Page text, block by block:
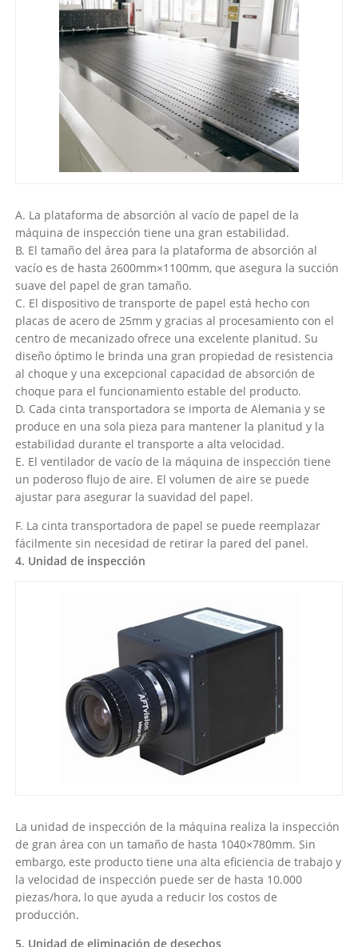
A. La plataforma de absorción al vacío de papel de la
máquina de inspección tiene una gran estabilidad.
B. El tamaño del área para la plataforma de absorción al
vacío es de hasta 2600mm×1100mm, que asegura la succión
suave del papel de gran tamaño.
C. El dispositivo de transporte de papel está hecho con
placas de acero de 25mm y gracias al procesamiento con el
centro de mecanizado ofrece una excelente planitud. Su
diseño óptimo le brinda una gran propiedad de resistencia
al choque y una excepcional capacidad de absorción de
choque para el funcionamiento estable del producto.
D. Cada cinta transportadora se importa de Alemania y se
produce en una sola pieza para mantener la planitud y la
estabilidad durante el transporte a alta velocidad.
E. El ventilador de vacío de la máquina de inspección tiene
un poderoso flujo de aire. El volumen de aire se puede
ajustar para asegurar la suavidad del papel.
F. La cinta transportadora de papel se puede reemplazar
fácilmente sin necesidad de retirar la pared del panel.
4. Unidad de inspección
La unidad de inspección de la máquina realiza la inspección
de gran área con un tamaño de hasta 1040×780mm. Sin
embargo, este producto tiene una alta eficiencia de trabajo y
la velocidad de inspección puede ser de hasta 10.000
piezas/hora, lo que ayuda a reducir los costos de
producción.
5. Unidad de eliminación de desechos